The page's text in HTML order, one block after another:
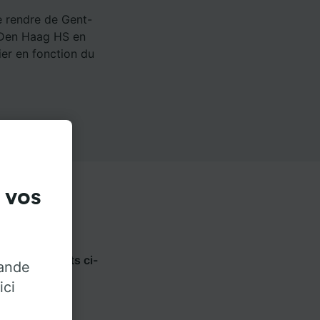
rendre de Gent-
Haag HS en
en fonction du
les onglets ci-